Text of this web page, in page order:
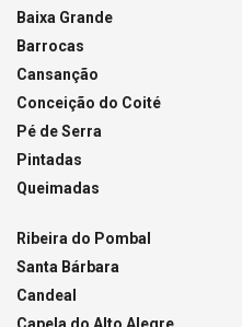
Baixa Grande
Barrocas
Cansanção
Conceição do Coité
Pé de Serra
Pintadas
Queimadas
Ribeira do Pombal
Santa Bárbara
Candeal
Capela do Alto Alegre